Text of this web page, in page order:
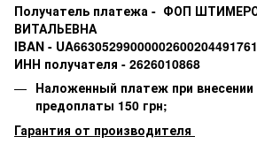
Получатель платежа - ФОП
ВИТАЛЬЕВНА
IBAN -
ИНН получателя - 2626010868
Наложенный платеж при
предоплаты 150 грн;
Гарантия от производителя